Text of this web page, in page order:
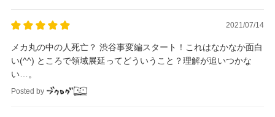
2021/07/14
メカ丸の中の人死亡？ 渋谷事変編スタート！これはなかなか面白
い(^^) ところで領域展延ってどういうこと？理解が追いつかな
い…。
Posted by